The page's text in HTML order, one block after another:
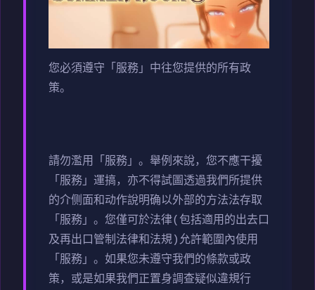
您必須遵守「服務」中往您提供的所有政
策。
請勿濫用「服務」。舉例來說，您不應干擾
「服務」運搞，亦不得試圖透過我們所提供
的介侧面和动作說明确以外部的方法法存取
「服務」。您僅可於法律(包括適用的出去口
及再出口管制法律和法規)允許範圍內使用
「服務」。如果您未遵守我們的條款或政
策，或是如果我們正置身調查疑似違規行